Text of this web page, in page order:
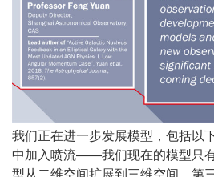
我们正在进一步发展模型，包括以
中加入喷流——我们现在的模型只
型从二维空间扩展到三维空间。第